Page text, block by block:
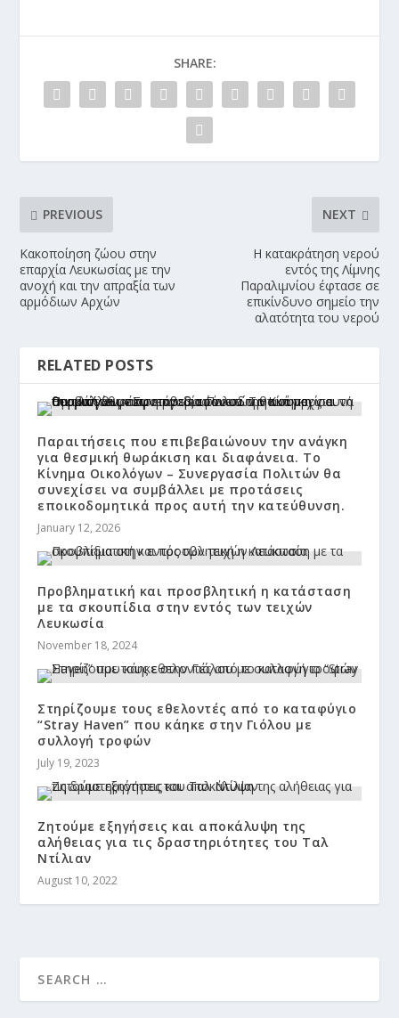
SHARE:
PREVIOUS
Κακοποίηση ζώου στην
επαρχία Λευκωσίας με την
ανοχή και την απραξία των
αρμόδιων Αρχών
NEXT
Η κατακράτηση νερού
εντός της Λίμνης
Παραλιμνίου έφτασε σε
επικίνδυνο σημείο την
αλατότητα του νερού
RELATED POSTS
Παραιτήσεις που επιβεβαιώνουν την ανάγκη
για θεσμική θωράκιση και διαφάνεια. Το
Κίνημα Οικολόγων – Συνεργασία Πολιτών θα
συνεχίσει να συμβάλλει με προτάσεις
εποικοδομητικά προς αυτή την κατεύθυνση.
January 12, 2026
Προβληματική και προσβλητική η κατάσταση
με τα σκουπίδια στην εντός των τειχών
Λευκωσία
November 18, 2024
Στηρίζουμε τους εθελοντές από το καταφύγιο
“Stray Haven” που κάηκε στην Γιόλου με
συλλογή τροφών
July 19, 2023
Ζητούμε εξηγήσεις και αποκάλυψη της
αλήθειας για τις δραστηριότητες του Ταλ
Ντίλιαν
August 10, 2022